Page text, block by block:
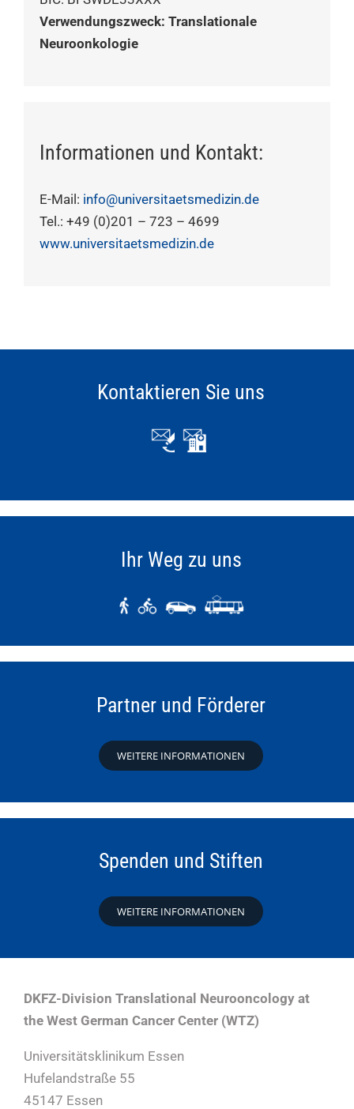
Verwendungszweck: Translationale
Neuroonkologie
Informationen und Kontakt:
E-Mail: info@universitaetsmedizin.de
Tel.: +49 (0)201 – 723 – 4699
www.universitaetsmedizin.de
Kontaktieren Sie uns
Ihr Weg zu uns
Partner und Förderer
WEITERE INFORMATIONEN
Spenden und Stiften
WEITERE INFORMATIONEN
DKFZ-Division Translational Neurooncology at
the West German Cancer Center (WTZ)
Universitätsklinikum Essen
Hufelandstraße 55
45147 Essen